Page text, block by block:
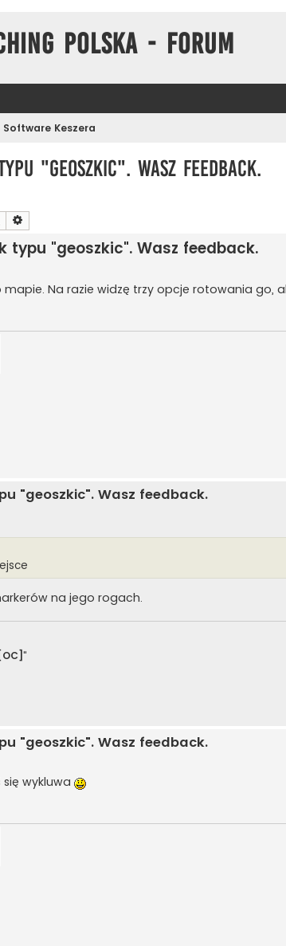
Polska - Forum
Software Keszera
"geoszkic". Wasz feedback.
Szukaj
typu "geoszkic". Wasz feedback.
Na razie widzę trzy opcje rotowania go,
"geoszkic". Wasz feedback.
na jego rogach.
[OC]"
"geoszkic". Wasz feedback.
wykluwa